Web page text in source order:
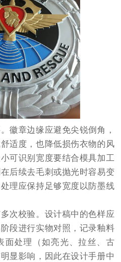
徽章边缘应避免尖锐倒角，
适度，也降低损伤衣物的风
可识别宽度要结合模具加工
后续去毛刺或抛光时容易变
理应保持足够宽度以防墨线
次校验。设计稿中的色样应
段进行实物对照，记录釉料
面处理（如亮光、拉丝、古
显影响，因此在设计手册中